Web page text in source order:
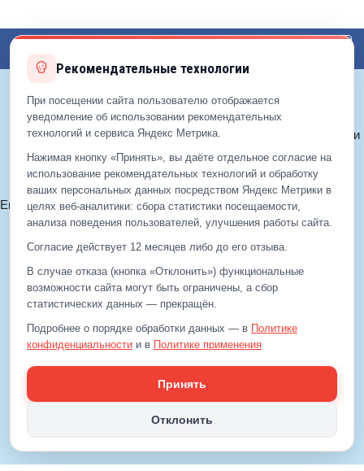
© 2012—2026 ЕДС-Реутов
Политика конфиденциальности
Политика cookie
Согласие на обработку ПДн
Email:info@eds-balashiha.ru
+7 (499)929-99-99
+7 (495)
929-99-99
Email:info@eds-balashiha.ru
Рекомендательные технологии
При посещении сайта пользователю отображается
уведомление об использовании рекомендательных
технологий и сервиса Яндекс Метрика.
Нажимая кнопку «Принять», вы даёте отдельное согласие на
использование рекомендательных технологий и обработку
ваших персональных данных посредством Яндекс Метрики в
целях веб‑аналитики: сбора статистики посещаемости,
анализа поведения пользователей, улучшения работы сайта.
Согласие действует 12 месяцев либо до его отзыва.
В случае отказа (кнопка «Отклонить») функциональные
возможности сайта могут быть ограничены, а сбор
статистических данных — прекращён.
Подробнее о порядке обработки данных — в Политике
конфиденциальности и в Политике применения
Принять
Отклонить